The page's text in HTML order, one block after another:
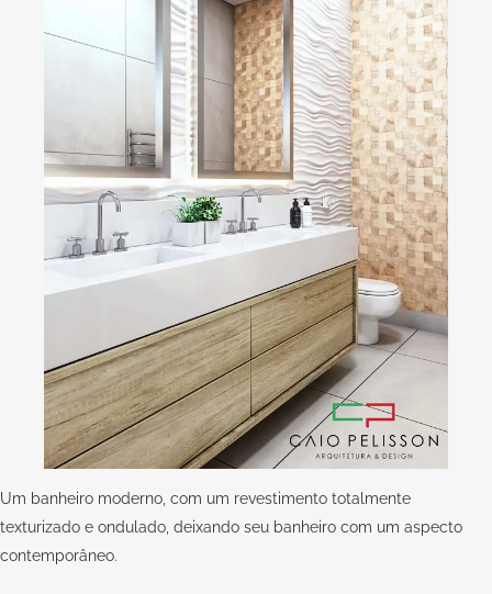
Um banheiro moderno, com um revestimento totalmente
texturizado e ondulado, deixando seu banheiro com um aspecto
contemporâneo.